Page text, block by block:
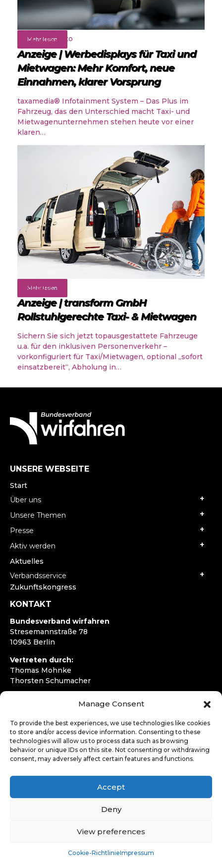
Manage Consent
To provide the best experiences, we use technologies like cookies
to store and/or access device information. Consenting to these
technologies will allow us to process data such as browsing
behavior or unique IDs on this site. Not consenting or withdrawing
consent, may adversely affect certain features and functions.
Accept
Deny
View preferences
Cookie-RichtlinieImpressum
Mehr lesen
Rund ums Auto
Anzeige | Werbedisplays für Taxi und
Mietwagen: Mehr Komfort, neue
Einnahmen, klarer Vorsprung
taxamedia® Infotainment System – Das Plus im
Fahrzeug, das den Unterschied macht Taxi- und
Mietwagenunternehmen stehen heute vor einer
klaren…
Mehr lesen
Angebote
Anzeige | transform GmbH
Rollstuhlgerechte Taxi- & Mietwagen
Sichern Sie sich jetzt topausgestattete Fahrzeuge
u.a. für den inklusiven Personenverkehr –
vorkonfiguriert für Taxi/Mietwagen, optional „sofort
einsatzbereit“, Abholung in…
UNSERE WEBSEITE
Start
Über uns
Unsere Themen
Presse
Aktiv werden
Aktuelles
Verbandsservice
Zukunftskongress
KONTAKT
Bundesverband wirfahren
Stresemannstraße 78
10963 Berlin
Vertreten durch:
Thomas Mohnke
Thorsten Schumacher
kontakt@wirfahren.de
RECHTLICHES
Impressum
Datenschutzerklärung